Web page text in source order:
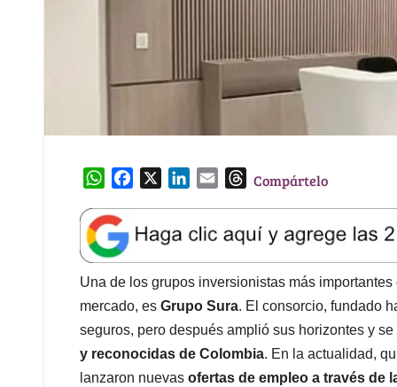
W
a
t
s
A
p
p
e
b
o
o
k
k
e
d
I
n
l
T
e
a
d
s
Compártelo
Una de los grupos inversionistas más
mercado, es Grupo Sura. El consorcio, fundado
seguros, pero después amplió sus horizontes y
y reconocidas de Colombia. En la actualidad,
lanzaron nuevas ofertas de empleo a través de